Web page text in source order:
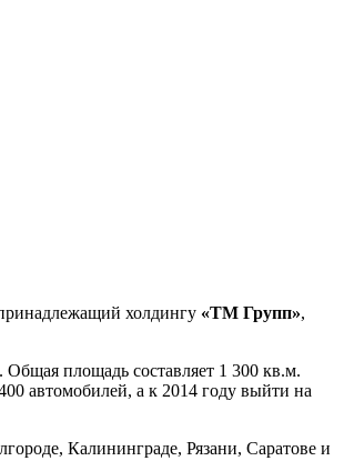
холдингу «ТМ Групп»,
Общая площадь составляет 1 300 кв.м.
автомобилей, а к 2014 году выйти на
Калининграде, Рязани, Саратове и